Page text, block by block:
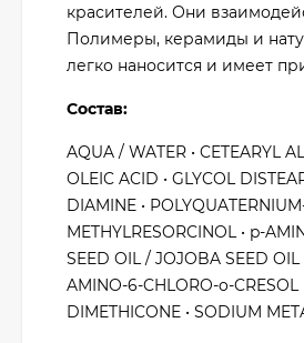
красителей. Они
Полимеры, керамиды и
легко наносится и имеет
Состав:
AQUA / WATER • CETEARYL
OLEIC ACID • GLYCOL
DIAMINE •
METHYLRESORCINOL • p-
SEED OIL / JOJOBA SEED OIL
AMINO-6-CHLORO-o-CRESOL
DIMETHICONE • SODIUM